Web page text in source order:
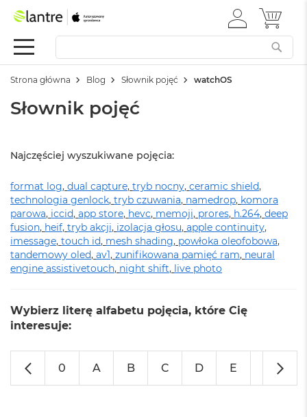
Apple
Festiwal
M
c
k
e
o
W
e
d
ł
u
o
l
r
M
ZALOGUJ
SIĘ
MÓJ
Strona główna Blog Słownik pojęć watchOS
Słownik pojęć
Najczęściej wyszukiwane pojęcia:
format log, dual capture, tryb nocny, ceramic shield,
technologia genlock, tryb czuwania, namedrop, komora
parowa, iccid, app store, hevc, memoji, prores, h.264, deep
fusion, heif, tryb akcji, izolacja głosu, apple continuity,
imessage, touch id, mesh shading, powłoka oleofobowa,
tandemowy oled, av1, zunifikowana pamięć ram, neural
engine assistivetouch, night shift, live photo
Wybierz literę alfabetu pojęcia, które Cię
interesuje:
0 A B C D E